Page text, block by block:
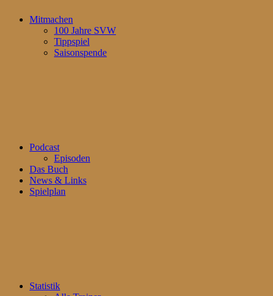
Mitmachen
100 Jahre SVW
Tippspiel
Saisonspende
Podcast
Episoden
Das Buch
News & Links
Spielplan
Statistik